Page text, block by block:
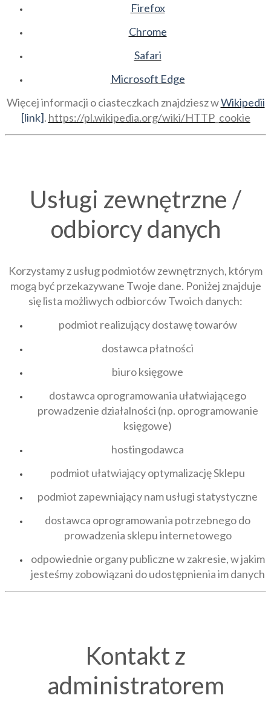
Firefox
Chrome
Safari
Microsoft Edge
Więcej informacji o ciasteczkach znajdziesz wWikipedii
[link]. https://pl.wikipedia.org/wiki/HTTP_cookie
Usługi zewnętrzne /
odbiorcy danych
Korzystamy z usług podmiotów zewnętrznych, którym
mogą być przekazywane Twoje dane. Poniżej znajduje
się lista możliwych odbiorców Twoich danych:
podmiot realizujący dostawę towarów
dostawca płatności
biuro księgowe
dostawca oprogramowania ułatwiającego
prowadzenie działalności (np. oprogramowanie
księgowe)
hostingodawca
podmiot ułatwiający optymalizację Sklepu
podmiot zapewniający nam usługi statystyczne
dostawca oprogramowania potrzebnego do
prowadzenia sklepu internetowego
odpowiednie organy publiczne w zakresie, w jakim
jesteśmy zobowiązani do udostępnienia im danych
Kontakt z
administratorem